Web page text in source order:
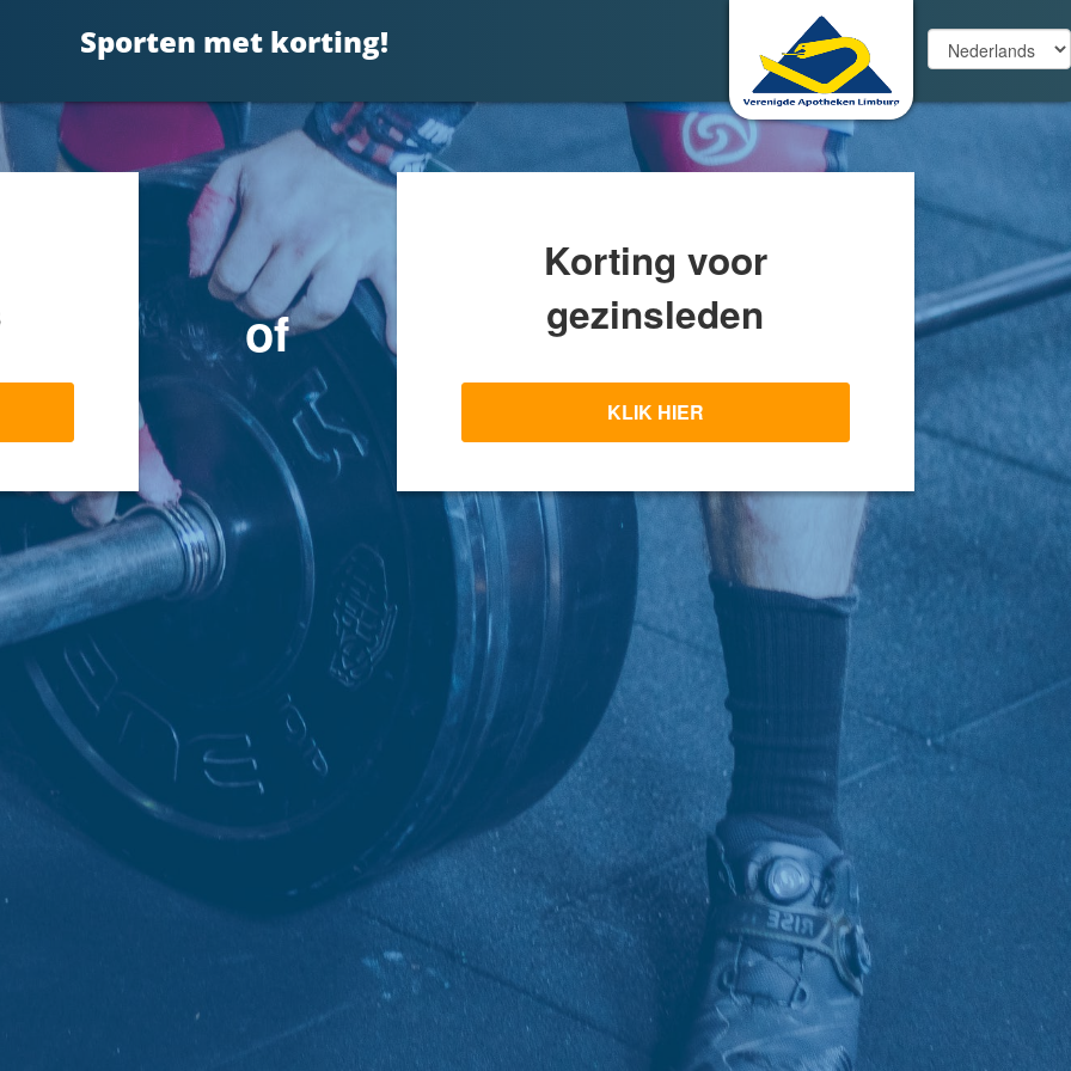
Sporten met korting!
of
Korting voor
gezinsleden
KLIK HIER